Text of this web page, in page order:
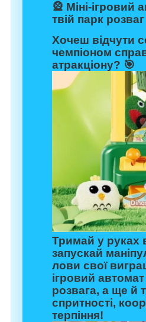
🎡 Міні-ігровий
твій парк
Хочеш відчути
чемпіоном
атракціону? 🎯
Тримай у руках
запускай
лови свої
ігровий
розвага, а ще й
спритності,
терпіння!